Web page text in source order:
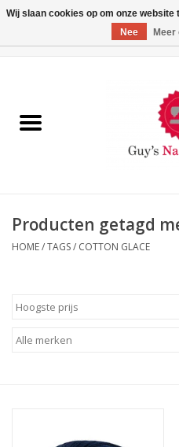
Machines
Paspoppen
Opbergsystemen
Producten getagd
HOME/TAGS/ COTTON GLACE
Wij slaan cookies op om onze
Nee